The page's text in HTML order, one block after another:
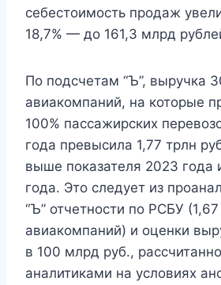
себестоимость продаж
18,7% — до 161,3 млрд
По подсчетам “Ъ”, выручка
авиакомпаний, на которые
100% пассажирских
года превысила 1,77 трлн
выше показателя 2023 года
года. Это следует из
“Ъ” отчетности по РСБУ
авиакомпаний) и оценки
в 100 млрд руб.,
аналитиками на условиях